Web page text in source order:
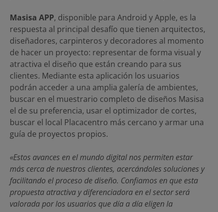
Masisa APP, disponible para Android y Apple, es la
respuesta al principal desafío que tienen arquitectos,
diseñadores, carpinteros y decoradores al momento
de hacer un proyecto: representar de forma visual y
atractiva el diseño que están creando para sus
clientes. Mediante esta aplicación los usuarios
podrán acceder a una amplia galería de ambientes,
buscar en el muestrario completo de diseños Masisa
el de su preferencia, usar el optimizador de cortes,
buscar el local Placacentro más cercano y armar una
guía de proyectos propios.
«Estos avances en el mundo digital nos permiten estar
más cerca de nuestros clientes, acercándoles soluciones y
facilitando el proceso de diseño. Confiamos en que esta
propuesta atractiva y diferenciadora en el sector será
valorada por los usuarios que día a día eligen la